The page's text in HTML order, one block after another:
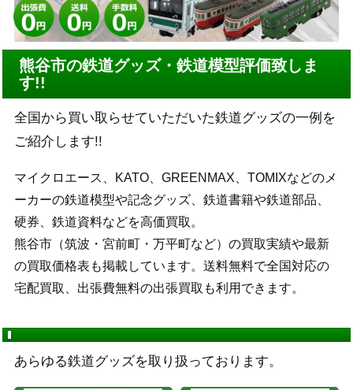
熊谷市の鉄道グッズ・鉄道模型評価致しま
す!!
全国から買い取らせていただいた鉄道グッズの一例を
ご紹介します!!
マイクロエース、KATO、GREENMAX、TOMIXなどのメ
ーカーの鉄道模型や記念グッズ、鉄道書籍や鉄道部品、
硬券、鉄道資料などを高価買取。
熊谷市（筑波・宮前町・万平町など）の買取実績や最新
の買取価格表も掲載しています。送料無料で全国対応の
宅配買取、出張費無料の出張買取も利用できます。
あらゆる鉄道グッズを取り扱っております。